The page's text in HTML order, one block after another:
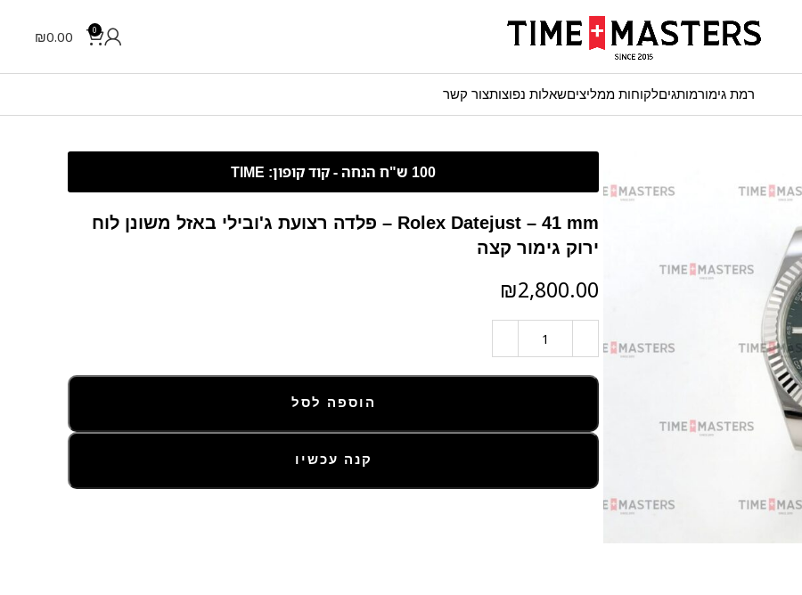
0
₪0.00
רמת גימורמותגיםלקוחות ממליציםשאלות נפוצותצור קשר
Rolex Datejust – 41 mm – פלדה רצועת ג'ובילי באזל משונן לוח
ירוק גימור קצה
₪
הוספה לסל
קנה עכשיו